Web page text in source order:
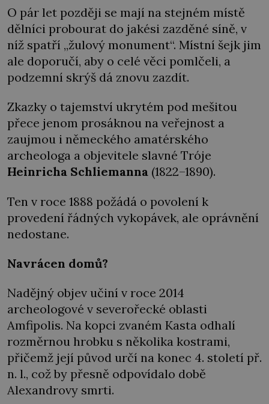
O pár let později se mají na stejném místě
dělníci probourat do jakési zazděné síně, v
níž spatří „žulový monument“. Místní šejk jim
ale doporučí, aby o celé věci pomlčeli, a
podzemní skrýš dá znovu zazdít.
Zkazky o tajemství ukrytém pod mešitou
přece jenom prosáknou na veřejnost a
zaujmou i německého amatérského
archeologa a objevitele slavné Tróje
Heinricha Schliemanna (1822–1890).
Ten v roce 1888 požádá o povolení k
provedení řádných vykopávek, ale oprávnění
nedostane.
Navrácen domů?
Nadějný objev učiní v roce 2014
archeologové v severořecké oblasti
Amfipolis. Na kopci zvaném Kasta odhalí
rozměrnou hrobku s několika kostrami,
přičemž její původ určí na konec 4. století př.
n. l., což by přesně odpovídalo době
Alexandrovy smrti.